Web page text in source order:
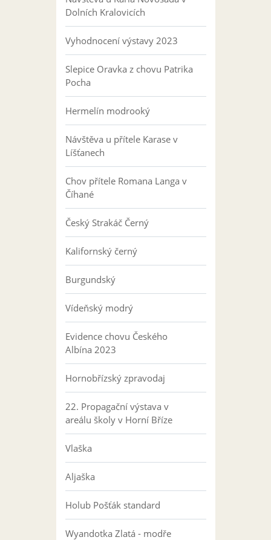
Dolních Kralovicích
Vyhodnocení výstavy 2023
Slepice Oravka z chovu Patrika
Pocha
Hermelín modrooký
Návštěva u přítele Karase v
Líšťanech
Chov přítele Romana Langa v
Číhané
Český Strakáč Černý
Kalifornský černý
Burgundský
Vídeňský modrý
Evidence chovu Českého
Albína 2023
Hornobřízský zpravodaj
22. Propagační výstava v
areálu školy v Horní Bříze
Vlaška
Aljaška
Holub Pošťák standard
Wyandotka Zlatá - modře